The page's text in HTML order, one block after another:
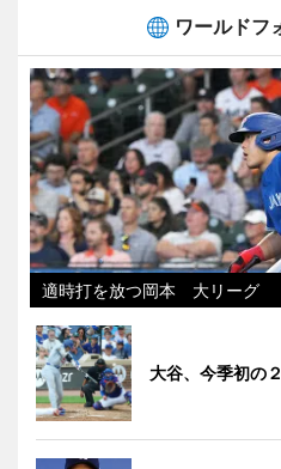
ワールドフ
適時打を放つ岡本 大リーグ
大谷、今季初の